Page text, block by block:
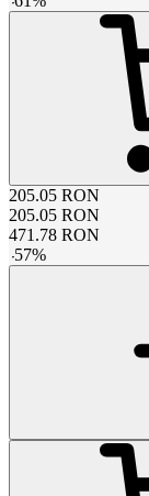
205.05 RON
205.05 RON
471.78 RON
-57%